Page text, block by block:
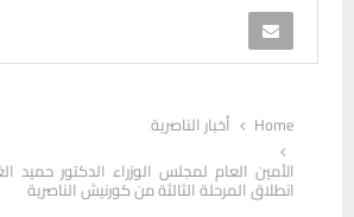
Home
أخبار الناصرية
الأمين العام لمجلس الوزراء الدكتور
انطلاق المرحلة الثالثة من كورنيش الناصرية